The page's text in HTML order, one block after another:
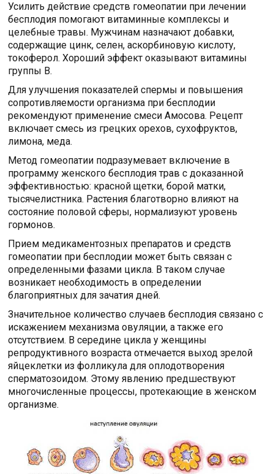
Усилить действие средств гомеопатии при лечении
бесплодия помогают витаминные комплексы и
целебные травы. Мужчинам назначают добавки,
содержащие цинк, селен, аскорбиновую кислоту,
токоферол. Хороший эффект оказывают витамины
группы В.
Для улучшения показателей спермы и повышения
сопротивляемости организма при бесплодии
рекомендуют применение смеси Амосова. Рецепт
включает смесь из грецких орехов, сухофруктов,
лимона, меда.
Метод гомеопатии подразумевает включение в
программу женского бесплодия трав с доказанной
эффективностью: красной щетки, борой матки,
тысячелистника. Растения благотворно влияют на
состояние половой сферы, нормализуют уровень
гормонов.
Прием медикаментозных препаратов и средств
гомеопатии при бесплодии может быть связан с
определенными фазами цикла. В таком случае
возникает необходимость в определении
благоприятных для зачатия дней.
Значительное количество случаев бесплодия связано с
искажением механизма овуляции, а также его
отсутствием. В середине цикла у женщины
репродуктивного возраста отмечается выход зрелой
яйцеклетки из фолликула для оплодотворения
сперматозоидом. Этому явлению предшествуют
многочисленные процессы, протекающие в женском
организме.